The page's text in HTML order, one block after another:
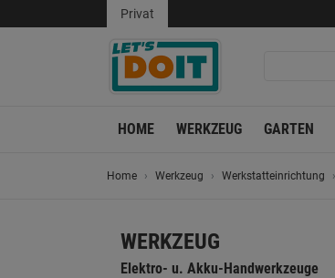
Privat
HOME WERKZEUG GARTEN
Home Werkzeug Werkstatteinrichtung
WERKZEUG
Elektro- u. Akku-Handwerkzeuge